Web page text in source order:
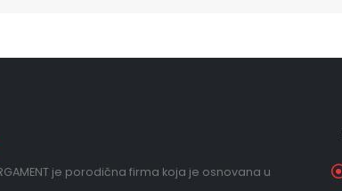
je porodična firma koja je osnovana u